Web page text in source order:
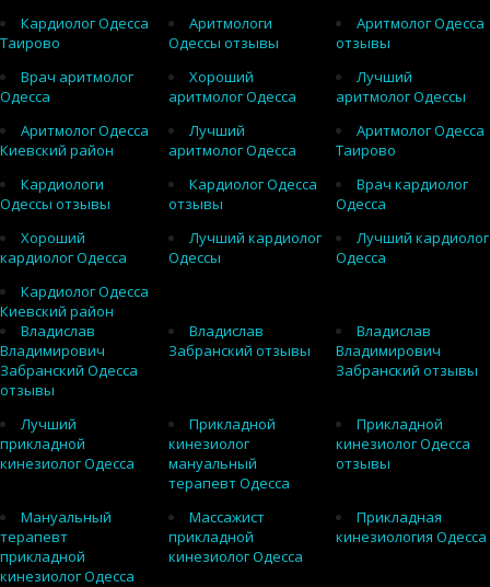
Кардиолог Одесса
Таирово
Аритмологи
Одессы отзывы
Аритмолог Одесса
отзывы
Врач аритмолог
Одесса
Хороший
аритмолог Одесса
Лучший
аритмолог Одессы
Аритмолог Одесса
Киевский район
Лучший
аритмолог Одесса
Аритмолог Одесса
Таирово
Кардиологи
Одессы отзывы
Кардиолог Одесса
отзывы
Врач кардиолог
Одесса
Хороший
кардиолог Одесса
Лучший кардиолог
Одессы
Лучший кардиолог
Одесса
Кардиолог Одесса
Киевский район
Владислав
Владимирович
Забранский Одесса
отзывы
Владислав
Забранский отзывы
Владислав
Владимирович
Забранский отзывы
Лучший
прикладной
кинезиолог Одесса
Прикладной
кинезиолог
мануальный
терапевт Одесса
Прикладной
кинезиолог Одесса
отзывы
Мануальный
терапевт
прикладной
кинезиолог Одесса
Массажист
прикладной
кинезиолог Одесса
Прикладная
кинезиология Одесса